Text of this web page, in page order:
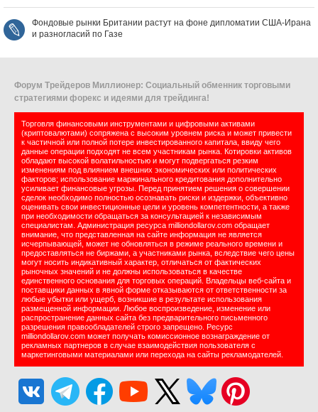
Фондовые рынки Британии растут на фоне дипломатии США‑Ирана
и разногласий по Газе
Форум Трейдеров Миллионер: Социальный обменник торговыми
стратегиями форекс и идеями для трейдинга!
Торговля финансовыми инструментами и цифровыми активами
(криптовалютами) сопряжена с высоким уровнем риска и может привести
к частичной или полной потере инвестированного капитала, ввиду чего
данные операции подходят не всем участникам рынка. Котировки активов
обладают высокой волатильностью и могут подвергаться резким
изменениям под влиянием внешних экономических или политических
факторов; использование маржинального кредитования дополнительно
усиливает финансовые угрозы. Перед принятием решения о совершении
сделок необходимо полностью осознавать риски и издержки, объективно
оценивать свои инвестиционные цели и уровень компетентности, а также
при необходимости обращаться за консультацией к независимым
специалистам. Администрация ресурса milliondollarov.com обращает
внимание, что представленная на сайте информация не является
исчерпывающей, может не обновляться в режиме реального времени и
предоставляться не биржами, а участниками рынка, вследствие чего цены
могут носить индикативный характер, отличаться от фактических
рыночных значений и не должны использоваться в качестве
единственного основания для торговых операций. Владельцы веб-сайта и
поставщики данных в явной форме отказываются от ответственности за
любые убытки или ущерб, возникшие в результате использования
размещенной информации. Любое воспроизведение, изменение или
распространение данных сайта без предварительного письменного
разрешения правообладателей строго запрещено. Ресурс
milliondollarov.com может получать комиссионное вознаграждение от
рекламных партнеров в случае взаимодействия пользователя с
маркетинговыми материалами или перехода на сайты рекламодателей.